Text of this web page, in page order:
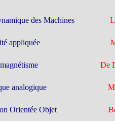
des Machines
appliquée
De
analogique
Orientée Objet